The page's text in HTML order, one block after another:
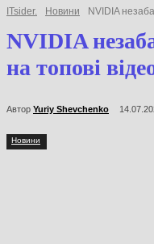
ITsider. Новини NVIDIA
NVIDIA
на топові
Автор Yuriy Shevchenko
Новини